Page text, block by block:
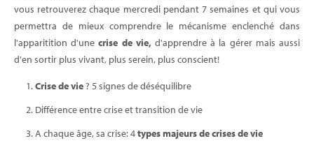
vous retrouverez chaque mercredi pendant 7 semaines et qui vous
permettra de mieux comprendre le mécanisme enclenché dans
l'apparitition d'unecrise de vie,d'apprendre à la gérer mais aussi
d'en sortir plus vivant, plus serein, plus conscient!
Crise de vie ? 5 signes de déséquilibre
Différence entre crise et transition de vie
A chaque âge, sa crise: 4types majeurs de crises de vie